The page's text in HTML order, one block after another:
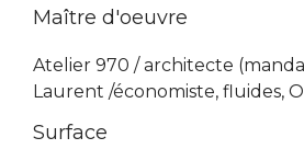
Maître d'oeuvre
Atelier 970 / architecte
Laurent /économiste, fluides,
Surface